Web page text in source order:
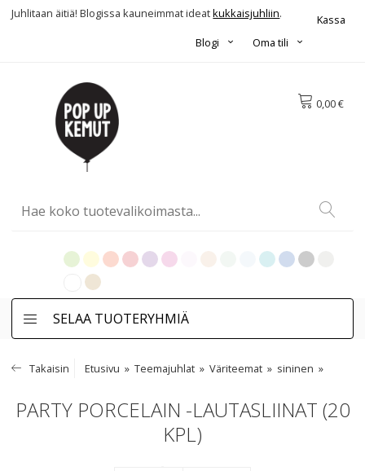
Juhlitaan äitiä! Blogissa kauneimmat ideatkukkaisjuhliin.
Kassa
Oma tili
Blogi
0,00 €
SELAA TUOTERYHMIÄ
Takaisin Etusivu Teemajuhlat Väriteemat sininen
PARTY PORCELAIN -LAUTASLIINAT (20
KPL)